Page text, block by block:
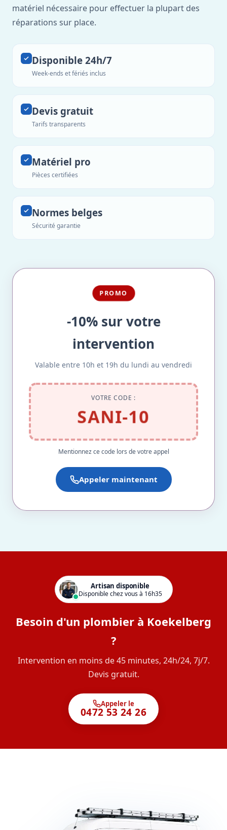
matériel nécessaire pour effectuer la plupart des
réparations sur place.
Disponible 24h/7
Week-ends et fériés inclus
Devis gratuit
Tarifs transparents
Matériel pro
Pièces certifiées
Normes belges
Sécurité garantie
PROMO
-10% sur votre
intervention
Valable entre 10h et 19h du lundi au vendredi
VOTRE CODE :
SANI-10
Mentionnez ce code lors de votre appel
Appeler maintenant
Artisan disponible
Disponible chez vous à 16h35
Besoin d'un plombier à Koekelberg
?
Intervention en moins de 45 minutes, 24h/24, 7j/7.
Devis gratuit.
Appeler le
0472 53 24 26